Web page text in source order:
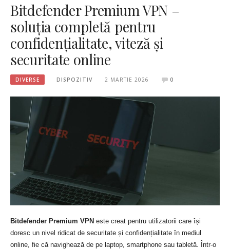
Bitdefender Premium VPN –
soluția completă pentru
confidențialitate, viteză și
securitate online
DIVERSE DISPOZITIV 2 MARTIE 2026 0
Bitdefender Premium VPN este creat pentru utilizatorii care își
doresc un nivel ridicat de securitate și confidențialitate în mediul
online, fie că navighează de pe laptop, smartphone sau tabletă. Într-o